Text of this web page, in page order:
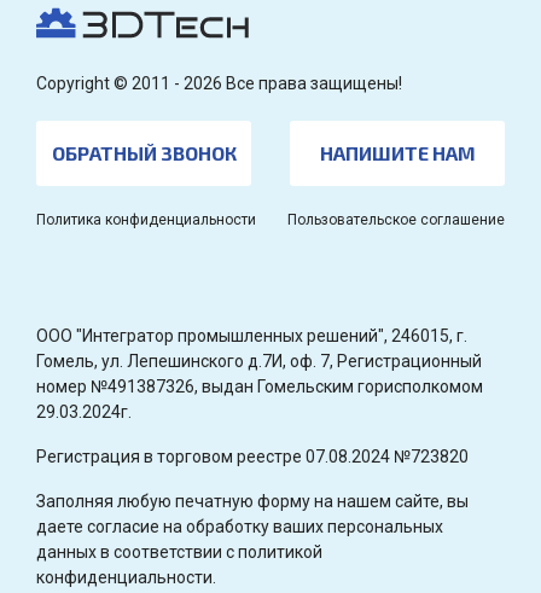
Copyright © 2011 - 2026 Все права защищены!
ОБРАТНЫЙ ЗВОНОК НАПИШИТЕ НАМ
Политика конфиденциальности Пользовательское соглашение
OOO "Интегратор промышленных решений", 246015, г.
Гомель, ул. Лепешинского д.7И, оф. 7, Регистрационный
номер №491387326, выдан Гомельским горисполкомом
29.03.2024г.
Регистрация в торговом реестре 07.08.2024 №723820
Заполняя любую печатную форму на нашем сайте, вы
даете согласие на обработку ваших персональных
данных в соответствии с политикой
конфиденциальности.